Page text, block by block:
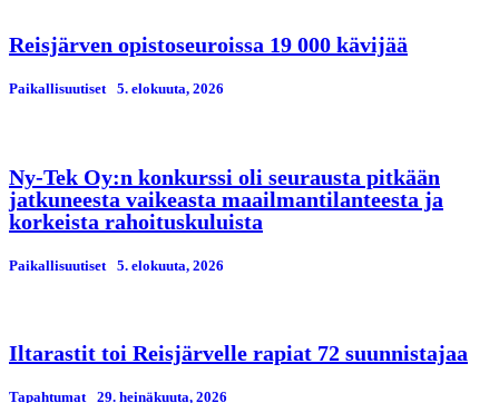
Reisjärven opistoseuroissa 19 000 kävijää
Paikallisuutiset 5. elokuuta, 2026
Ny-Tek Oy:n konkurssi oli seurausta pitkään
jatkuneesta vaikeasta maailmantilanteesta ja
korkeista rahoituskuluista
Paikallisuutiset 5. elokuuta, 2026
Iltarastit toi Reisjärvelle rapiat 72 suunnistajaa
Tapahtumat 29. heinäkuuta, 2026